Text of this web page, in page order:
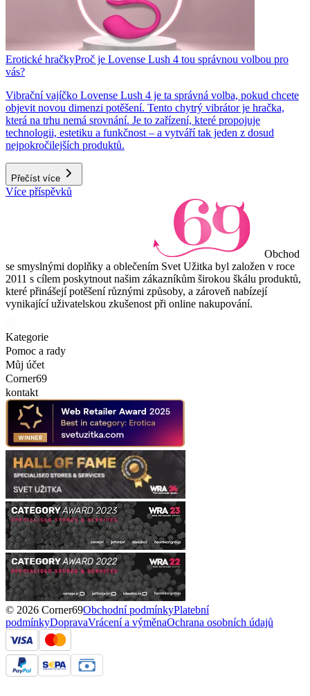
Erotické hračkyProč je Lovense Lush 4 tou správnou volbou pro
vás?
Vibrační vajíčko Lovense Lush 4 je ta správná volba, pokud chcete
objevit novou dimenzi potěšení. Tento chytrý vibrátor je hračka,
která na trhu nemá srovnání. Je to zařízení, které propojuje
technologii, estetiku a funkčnost – a vytváří tak jeden z dosud
nejpokročilejších produktů.
Přečíst více
Více příspěvků
Obchod
se smyslnými doplňky a oblečením Svet Užitka byl založen v roce
2011 s cílem poskytnout našim zákazníkům širokou škálu produktů,
které přinášejí potěšení různými způsoby, a zároveň nabízejí
vynikající uživatelskou zkušenost při online nakupování.
Kategorie
Pomoc a rady
Můj účet
Corner69
kontakt
© 2026 Corner69Obchodní podmínkyPlatební
podmínkyDopravaVrácení a výměnaOchrana osobních údajů